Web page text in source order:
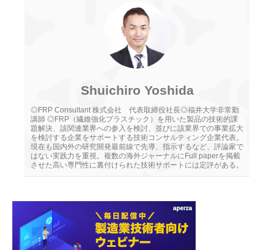
Shuichiro Yoshida
◎FRP Consultant 株式会社 代表取締役社長◎福井大学非常勤
講師 ◎FRP（繊維強化プラスチック）を用いた製品の技術的課
題解決、該関連業界への参入を検討、並びに該業界での事業拡大
を検討する企業をサポートする技術コンサルティング企業代表。
現在も国内外の研究開発最前線で先導、指示するなど、評論家で
はない実践力を重視。複数の海外ジャーナルにFull paperを掲載
させた高い専門性に裏付けられた技術サポートには定評がある。